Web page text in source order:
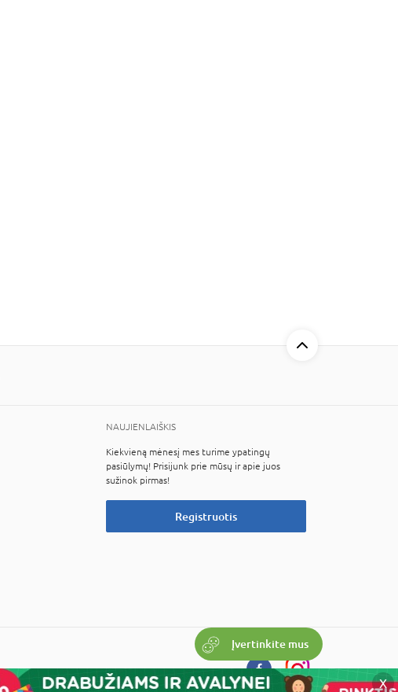
Įvertinkite mus
X
NAUJIENLAIŠKIS
Kiekvieną mėnesį mes turime ypatingų
pasiūlymų! Prisijunk prie mūsų ir apie juos
sužinok pirmas!
Registruotis